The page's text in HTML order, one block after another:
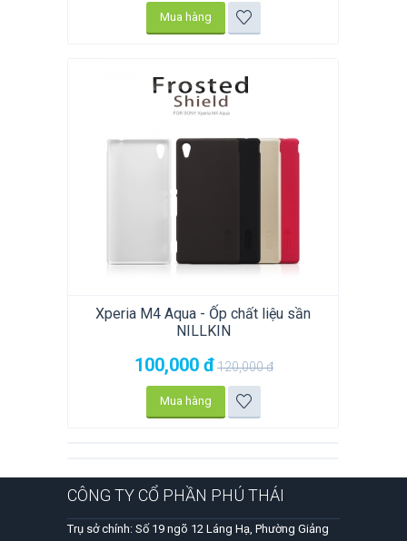
Mua hàng
Xperia M4 Aqua - Ốp chất liệu sần
NILLKIN
100,000 đ120,000đ
Mua hàng
CÔNG TY CỔ PHẦN PHÚ THÁI
Trụ sở chính: Số 19 ngõ 12 Láng Hạ, Phường Giảng